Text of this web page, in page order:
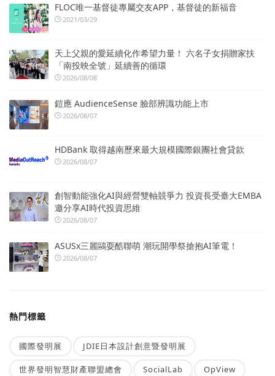
FLOC唯一基督徒專屬交友APP，基督徒的新福音
2021/03/29
天上父親的愛延續化作希望力量！ 六名子女捐贈家扶
「南投映全號」延續善的循環
2026/08/08
鎧應 AudienceSense 臉部辨識功能上市
2026/08/07
HDBank 取得越南歷來最大規模國際銀團社會貸款
2026/08/07
創智動能強化AI與經營雙軸競爭力 投資長受臺大EMBA
邀分享AI時代投資思維
2026/08/07
ASUSx三麗鷗耍酷聯萌 潮玩開學祭搶抱AI筆電！
2026/08/07
熱門標籤
國際發明展 JDIE日本設計創意暨發明展
世界發明智慧財產聯盟總會 SocialLab OpView